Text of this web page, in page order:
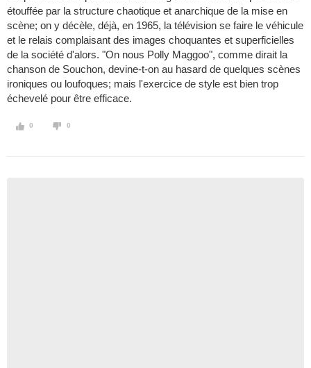
étouffée par la structure chaotique et anarchique de la mise en
scène; on y décèle, déjà, en 1965, la télévision se faire le véhicule
et le relais complaisant des images choquantes et superficielles
de la société d'alors. "On nous Polly Maggoo", comme dirait la
chanson de Souchon, devine-t-on au hasard de quelques scènes
ironiques ou loufoques; mais l'exercice de style est bien trop
échevelé pour être efficace.
0 0